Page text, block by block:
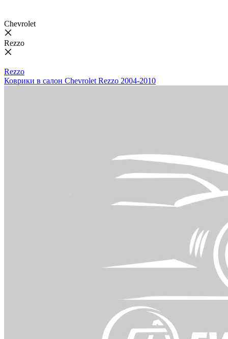
Chevrolet
Rezzo
Rezzo
Коврики в салон Chevrolet Rezzo 2004-2010